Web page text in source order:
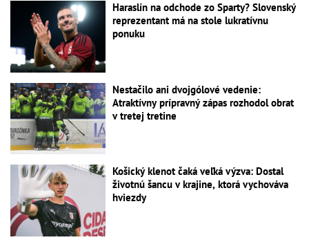
Haraslín na odchode zo Sparty? Slovenský
reprezentant má na stole lukratívnu
ponuku
Nestačilo ani dvojgólové vedenie:
Atraktívny prípravný zápas rozhodol obrat
v tretej tretine
Košický klenot čaká veľká výzva: Dostal
životnú šancu v krajine, ktorá vychováva
hviezdy